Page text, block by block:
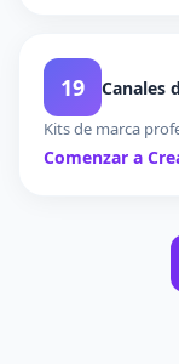
19 Canales
Kits de marca
Comenzar a